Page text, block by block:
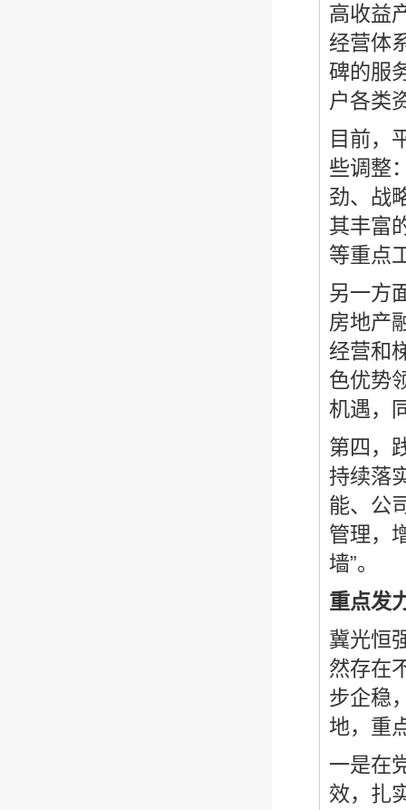
高收益
经营体
碑的服
户各类
目前，
些调整
劲、战
其丰富
等重点
另一方
房地产
经营和
色优势
机遇，
第四，
持续落
能、公
管理，
墙”。
重点发
冀光恒
然存在
步企稳
地，重
一是在
效，扎